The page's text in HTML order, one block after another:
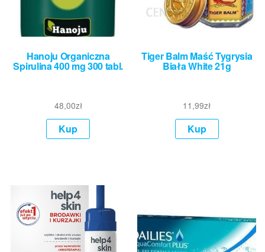
Hanoju Organiczna
Spirulina 400 mg 300 tabl.
48,00zł
Kup
Tiger Balm Maść Tygrysia
Biała White 21g
11,99zł
Kup